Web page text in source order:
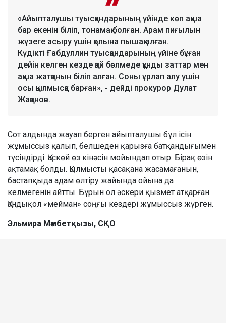
«Айыпталушы туысқандарының үйінде көп ақша
бар екенін біліп, тонамақ болған. Арам пиғылын
жүзеге асыру үшін қолына пышақ алған.
Күдікті Ғабдуллин туысқандарының үйіне бұған
дейін келген кезде қай бөлмеде құнды заттар мен
ақша жатқанын біліп алған. Соны ұрлап алу үшін
осы қылмысқа барған», - дейді прокурор Дулат
Жақанов.
Сот алдында жауап берген айыпталушы бұл ісін
жұмыссыз қалып, белшеден қарызға батқандығымен
түсіндірді. Қаскөй өз кінәсін мойындап отыр. Бірақ өзін
ақтамақ болды. Қылмысты қасақана жасамағанын,
бастапқыда адам өлтіру жайында ойына да
келмегенін айтты. Бұрын ол әскери қызмет атқарған.
Қандықол «мейман» соңғы кездері жұмыссыз жүрген.
Эльмира Мәмбетқызы, СҚО